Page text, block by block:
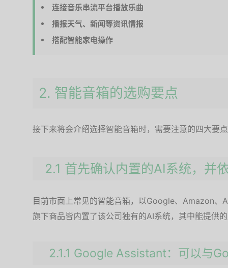
连接音乐串流平台播放乐曲
播报天气、新闻等资讯情报
搭配智能家电操作
2. 智能音箱的选购要点
接下来将会介绍选择智能音箱时，需要注意的四大要
2.1 首先确认内置的AI系统，并
目前市面上常见的智能音箱，以Google、Amazon、
旗下商品皆内置了该公司独有的AI系统，其中能提供
2.1.1 Google Assistant：可以与